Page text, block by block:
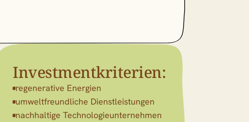
Investmentkriterien:
regenerative Energien
umweltfreundliche Dienstleistungen
nachhaltige Technologieunternehmen